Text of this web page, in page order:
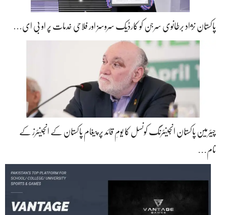
پاکستان نژاد برطانوی سرجن کو کارڈیک سروسز اور فلاحی خدمات پر او بی ای…
چیئرمین پاکستان انجینئرنگ کونسل کا یومِ قائد پر پیغام پاکستان کے انجینئرز کے
نام…